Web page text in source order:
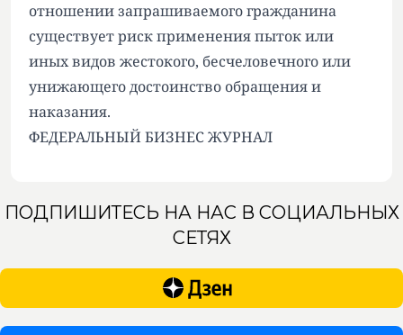
отношении запрашиваемого гражданина
существует риск применения пыток или
иных видов жестокого, бесчеловечного или
унижающего достоинство обращения и
наказания.
ФЕДЕРАЛЬНЫЙ БИЗНЕС ЖУРНАЛ
ПОДПИШИТЕСЬ НА НАС В СОЦИАЛЬНЫХ
СЕТЯХ